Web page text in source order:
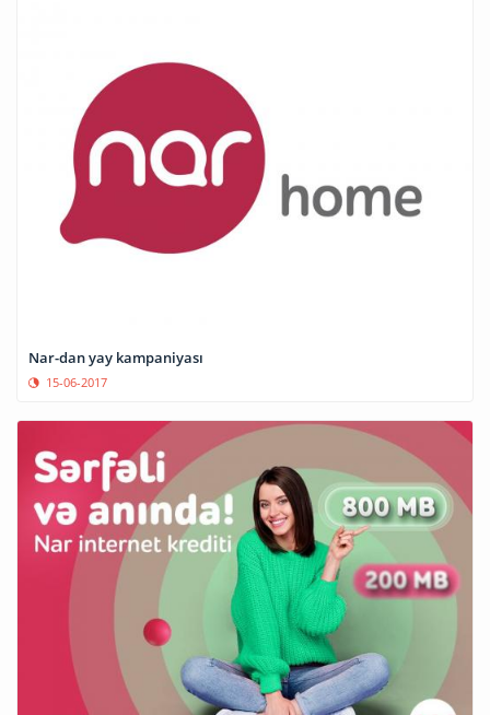
Nar-dan yay kampaniyası
15-06-2017